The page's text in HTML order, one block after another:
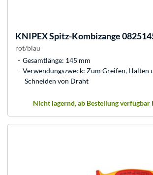
KNIPEXSpitz-Kombizange
rot/blau
Gesamtlänge: 145 mm
Verwendungszweck: Zum Greifen, Halten
Schneiden von Draht
Nicht lagernd, ab Bestellung